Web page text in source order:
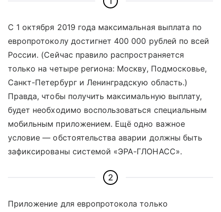
С 1 октября 2019 года максимальная выплата по
европротоколу достигнет 400 000 рублей по всей
России. (Сейчас правило распространяется
только на четыре региона: Москву, Подмосковье,
Санкт-Петербург и Ленинградскую область.)
Правда, чтобы получить максимальную выплату,
будет необходимо воспользоваться специальным
мобильным приложением. Ещё одно важное
условие — обстоятельства аварии должны быть
зафиксированы системой «ЭРА-ГЛОНАСС».
2
Приложение для европротокола только